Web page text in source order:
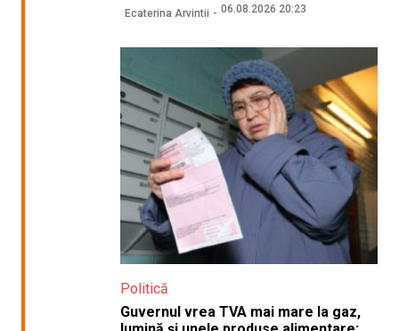
Ecaterina Arvintii 06.08.2026 20:23
Politică
Guvernul vrea TVA mai mare la gaz,